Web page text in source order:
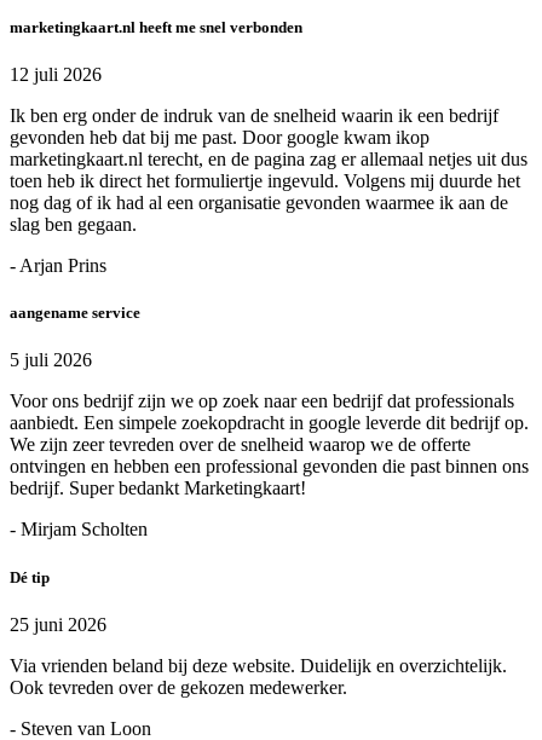
marketingkaart.nl heeft me snel verbonden
12 juli 2026
Ik ben erg onder de indruk van de snelheid waarin ik een bedrijf
gevonden heb dat bij me past. Door google kwam ikop
marketingkaart.nl terecht, en de pagina zag er allemaal netjes uit dus
toen heb ik direct het formuliertje ingevuld. Volgens mij duurde het
nog dag of ik had al een organisatie gevonden waarmee ik aan de
slag ben gegaan.
- Arjan Prins
aangename service
5 juli 2026
Voor ons bedrijf zijn we op zoek naar een bedrijf dat professionals
aanbiedt. Een simpele zoekopdracht in google leverde dit bedrijf op.
We zijn zeer tevreden over de snelheid waarop we de offerte
ontvingen en hebben een professional gevonden die past binnen ons
bedrijf. Super bedankt Marketingkaart!
- Mirjam Scholten
Dé tip
25 juni 2026
Via vrienden beland bij deze website. Duidelijk en overzichtelijk.
Ook tevreden over de gekozen medewerker.
- Steven van Loon